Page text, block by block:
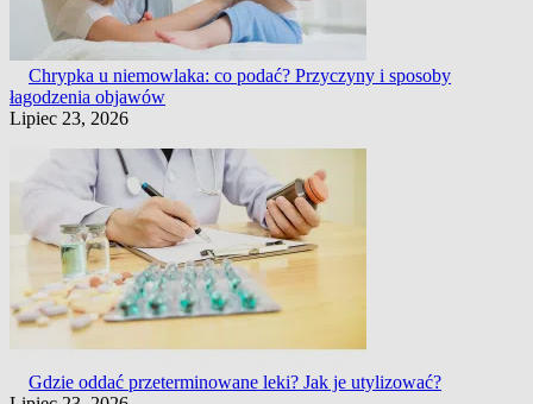
Chrypka u niemowlaka: co podać? Przyczyny i sposoby
łagodzenia objawów
Lipiec 23, 2026
Gdzie oddać przeterminowane leki? Jak je utylizować?